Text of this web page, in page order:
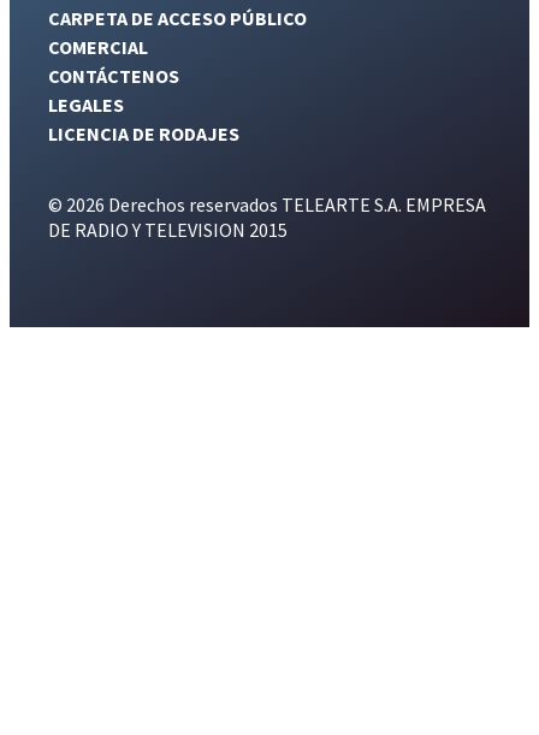
CARPETA DE ACCESO PÚBLICO
COMERCIAL
CONTÁCTENOS
LEGALES
LICENCIA DE RODAJES
© 2026 Derechos reservados TELEARTE S.A. EMPRESA
DE RADIO Y TELEVISION 2015